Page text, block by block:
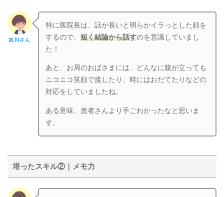
吉川さん
特に医院長は、話が長いと明らかイラっとした顔を
するので、短く結論から話すのを意識していまし
た！
あと、お局のおばさまには、どんなに腹が立っても
ニコニコ笑顔で接したり、時にはおだてたりなどの
対応をしていましたね。
ある意味、患者さんより手ごわかったなと思いま
す。
培ったスキル②｜メモ力